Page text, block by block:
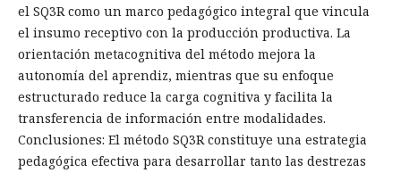
el SQ3R como un marco pedagógico integral que vincula
el insumo receptivo con la producción productiva. La
orientación metacognitiva del método mejora la
autonomía del aprendiz, mientras que su enfoque
estructurado reduce la carga cognitiva y facilita la
transferencia de información entre modalidades.
Conclusiones: El método SQ3R constituye una estrategia
pedagógica efectiva para desarrollar tanto las destrezas